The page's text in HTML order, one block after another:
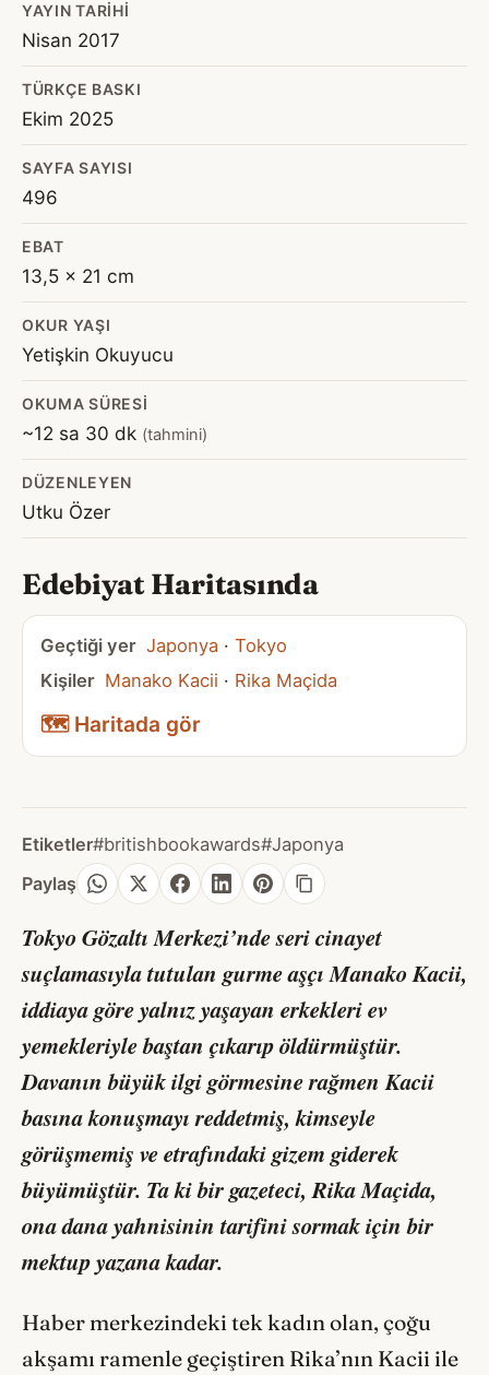
YAYIN TARIHI
Nisan 2017
TÜRKÇE BASKI
Ekim 2025
SAYFA SAYISI
496
EBAT
13,5 x 21 cm
OKUR YAŞI
Yetişkin Okuyucu
OKUMA SÜRESI
~12 sa 30 dk (tahmini)
DÜZENLEYEN
Utku Özer
Edebiyat Haritasında
Geçtiği yer Japonya · Tokyo
Kişiler Manako Kacii · Rika Maçida
🗺️ Haritada gör
Etiketler#britishbookawards#Japonya
Paylaş
Tokyo Gözaltı Merkezi’nde seri cinayet
suçlamasıyla tutulan gurme aşçı Manako Kacii,
iddiaya göre yalnız yaşayan erkekleri ev
yemekleriyle baştan çıkarıp öldürmüştür.
Davanın büyük ilgi görmesine rağmen Kacii
basına konuşmayı reddetmiş, kimseyle
görüşmemiş ve etrafındaki gizem giderek
büyümüştür. Ta ki bir gazeteci, Rika Maçida,
ona dana yahnisinin tarifini sormak için bir
mektup yazana kadar.
Haber merkezindeki tek kadın olan, çoğu
akşamı ramenle geçiştiren Rika’nın Kacii ile